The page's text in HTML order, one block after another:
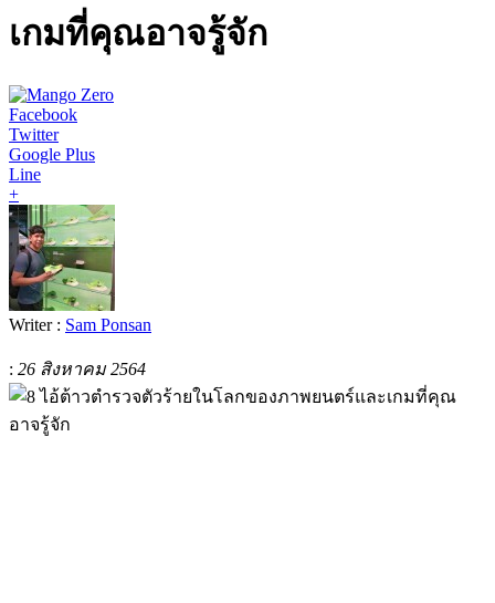
เกมที่คุณอาจรู้จัก
Facebook
Twitter
Google Plus
Line
+
Writer : Sam Ponsan
: 26 สิงหาคม 2564